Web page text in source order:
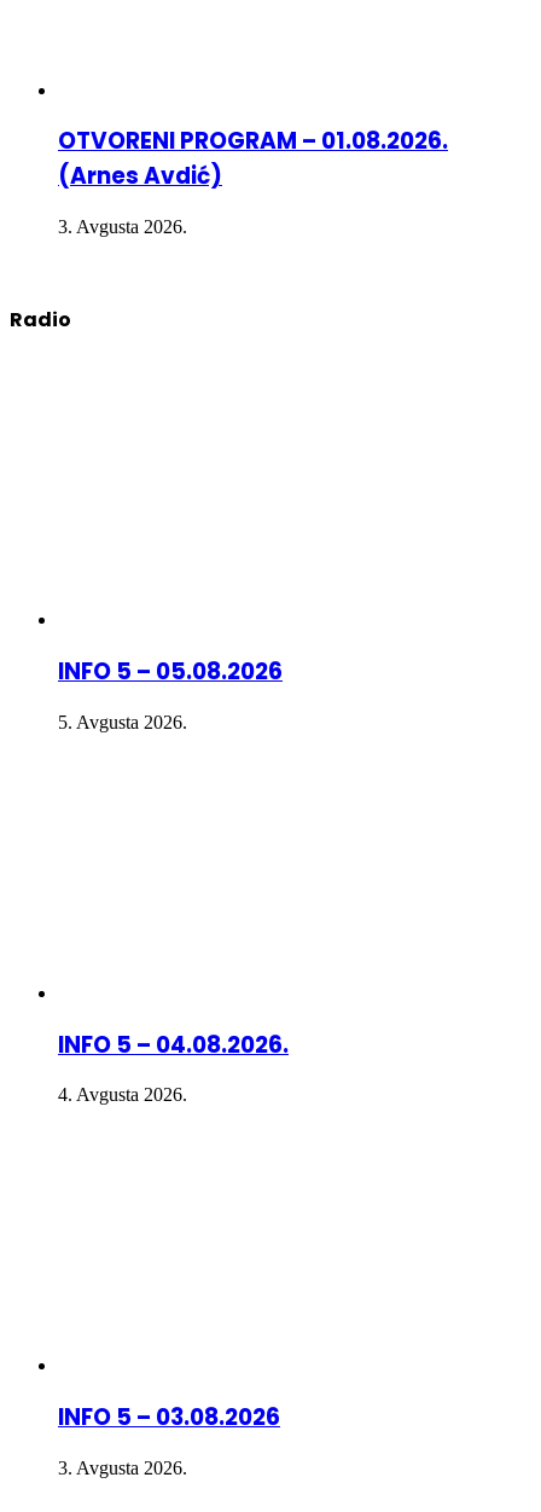
OTVORENI PROGRAM – 01.08.2026.
(Arnes Avdić)
3. Avgusta 2026.
Radio
INFO 5 – 05.08.2026
5. Avgusta 2026.
INFO 5 – 04.08.2026.
4. Avgusta 2026.
INFO 5 – 03.08.2026
3. Avgusta 2026.